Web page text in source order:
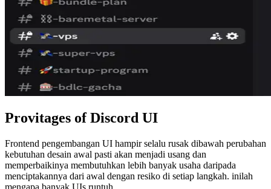
Provitages of Discord UI
Frontend pengembangan UI hampir selalu rusak dibawah perubahan
kebutuhan desain awal pasti akan menjadi usang dan
memperbaikinya membutuhkan lebih banyak usaha daripada
menciptakannya dari awal dengan resiko di setiap langkah. inilah